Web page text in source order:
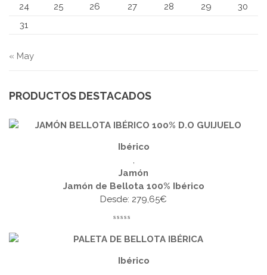
24
25 26 27 28 29
30
31
« May
PRODUCTOS DESTACADOS
Ibérico
Jamón
Jamón de Bellota 100% Ibérico
Desde: 279,65€
Ibérico